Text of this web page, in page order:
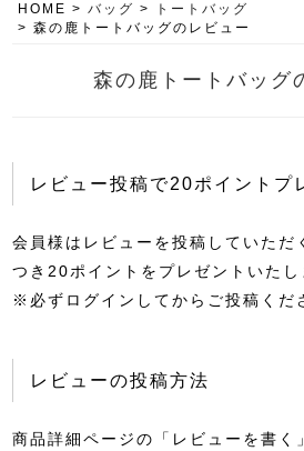
HOME バッグ
トートバッグ
森の鹿トートバッグのレビュー
森の鹿トートバッグ
レビュー投稿で20ポイントプ
会員様はレビューを投稿していただ
つき20ポイントをプレゼントいたし
※必ずログインしてからご投稿くだ
レビューの投稿方法
商品詳細ページの「レビューを書く